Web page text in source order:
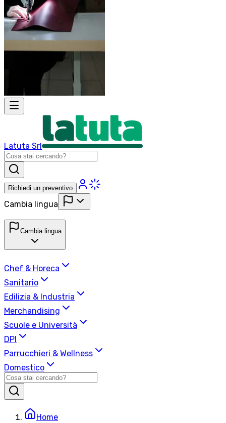
Latuta Srl
Richiedi un preventivo
Cambia lingua
Cambia lingua
Chef & Horeca
Sanitario
Edilizia & Industria
Merchandising
Scuole e Università
DPI
Parrucchieri & Wellness
Domestico
Home